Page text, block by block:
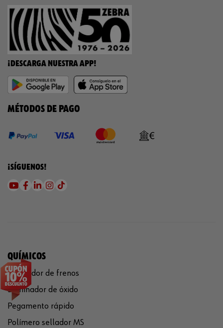
¡DESCARGA NUESTRA APP!
MÉTODOS DE PAGO
¡SÍGUENOS!
QUÍMICOS
Limpiador de frenos
Eliminador de óxido
Pegamento rápido
Polímero sellador MS